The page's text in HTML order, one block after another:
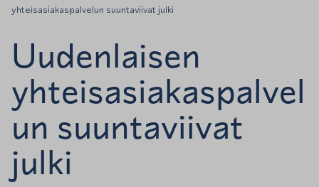
yhteisasiakaspalvelun suuntaviivat julki
Uudenlaisen
yhteisasiakaspalvel
un suuntaviivat
julki